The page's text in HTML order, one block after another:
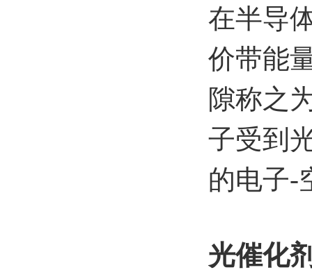
在半导
价带能
隙称之
子受到
的电子-
光催化